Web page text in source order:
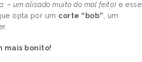
– um alisado muito do mal feito) e esse
opta por um corte “bob”
, um
mais bonito!